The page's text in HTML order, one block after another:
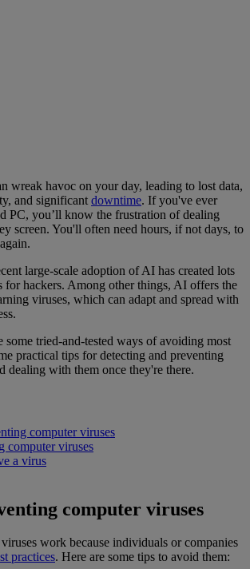
wreak havoc on your day, leading to lost data,
and significant downtime. If you've ever
PC, you’ll know the frustration of dealing
screen. You'll often need hours, if not days, to
large-scale adoption of AI has created lots
for hackers. Among other things, AI offers the
viruses, which can adapt and spread with
some tried-and-tested ways of avoiding most
practical tips for detecting and preventing
dealing with them once they're there.
computer viruses
computer viruses
a virus
computer viruses
work because individuals or companies
practices. Here are some tips to avoid them: